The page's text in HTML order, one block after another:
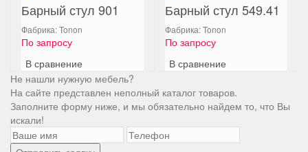
Барный стул 901
Фабрика: Tonon
По запросу
В сравнение
Барный стул 549.41
Фабрика: Tonon
По запросу
В сравнение
Не нашли нужную мебель?
На сайте представлен неполный каталог товаров.
Заполните форму ниже, и мы обязательно найдем то, что Вы
искали!